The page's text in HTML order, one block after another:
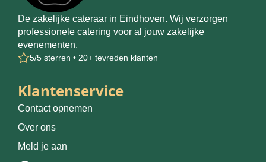
De zakelijke cateraar in Eindhoven. Wij verzorgen
professionele catering voor al jouw zakelijke
evenementen.
5/5 sterren • 20+ tevreden klanten
Klantenservice
Contact opnemen
Over ons
Meld je aan